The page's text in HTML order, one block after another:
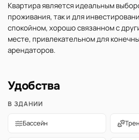
Квартира является идеальным
проживания, так и для
спокойном, хорошо связанном с
месте, привлекательном для
арендаторов.
Удобства
В ЗДАНИИ
Бассейн